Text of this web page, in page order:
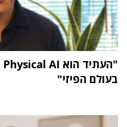
בעולם הפיזי"